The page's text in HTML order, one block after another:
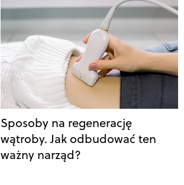
Sposoby na regenerację
wątroby. Jak odbudować ten
ważny narząd?